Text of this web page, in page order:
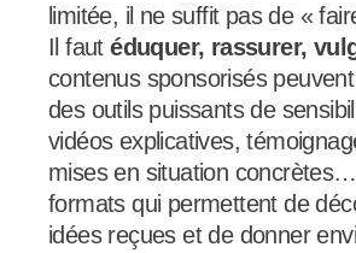
limitée, il ne suffit pas de «
Il fautéduquer, rassurer,
contenus sponsorisés
des outils puissants de
vidéos explicatives,
mises en situation
formats qui permettent de
idées reçues et de donner